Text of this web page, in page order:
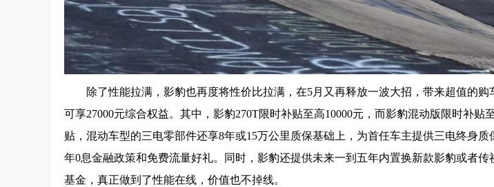
除了性能拉满，影豹也再度将性价比拉满，在5月又再释放一波大招，带来超值的购
可享27000元综合权益。其中，影豹270T限时补贴至高10000元，而影豹混动版限时补贴
贴，混动车型的三电零部件还享8年或15万公里质保基础上，为首任车主提供三电终身
年0息金融政策和免费流量好礼。同时，影豹还提供未来一到五年内置换新款影豹或者传
基金，真正做到了性能在线，价值也不掉线。